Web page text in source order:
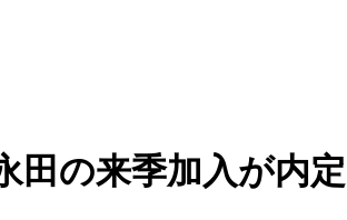
田の来季加入が内定